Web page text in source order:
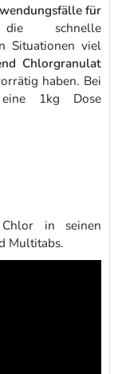
für
schnelle
Situationen viel
Chlorgranulat
haben. Bei
1kg Dose
in seinen
Multitabs.